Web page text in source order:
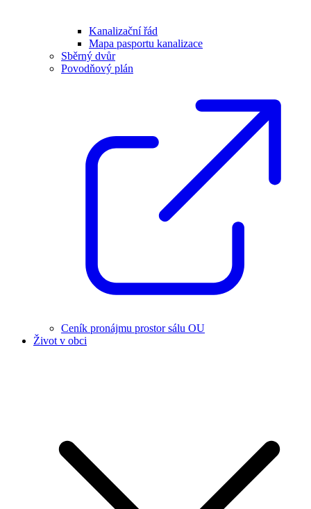
Kanalizační řád
Mapa pasportu kanalizace
Sběrný dvůr
Povodňový plán
Ceník pronájmu prostor sálu OU
Život v obci